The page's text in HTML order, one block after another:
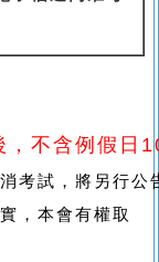
不含例假日
考試，將另行公
，本會有權取